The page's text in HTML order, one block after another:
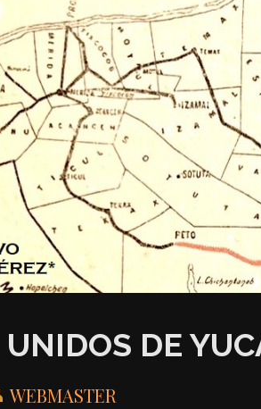
DE
WEBMASTER